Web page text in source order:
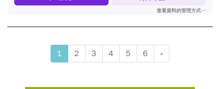
持人｜儀璇 與談人｜家樂福永續長暨家樂福文教
1 2 3 4 5 6 »